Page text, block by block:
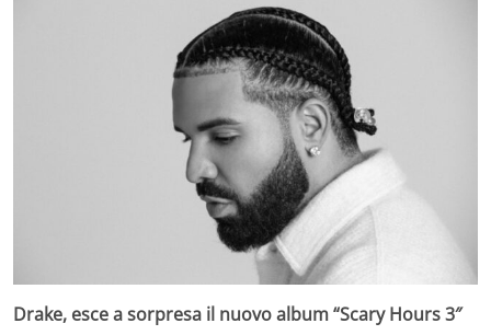
Drake, esce a sorpresa il nuovo album “Scary Hours 3″